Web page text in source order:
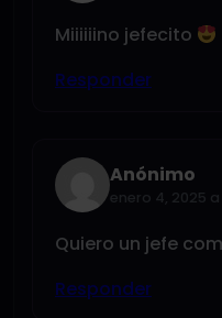
Miiiiiino jefecito
Responder
Anónimo
enero 4, 2025
Quiero un jefe
Responder